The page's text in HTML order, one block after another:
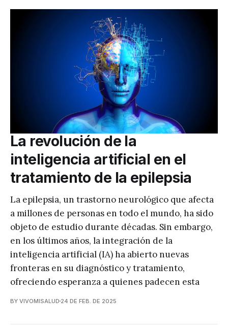
La revolución de la
inteligencia artificial en el
tratamiento de la epilepsia
La epilepsia, un trastorno neurológico que afecta
a millones de personas en todo el mundo, ha sido
objeto de estudio durante décadas. Sin embargo,
en los últimos años, la integración de la
inteligencia artificial (IA) ha abierto nuevas
fronteras en su diagnóstico y tratamiento,
ofreciendo esperanza a quienes padecen esta
BY VIVOMISALUD 24 DE FEB. DE 2025